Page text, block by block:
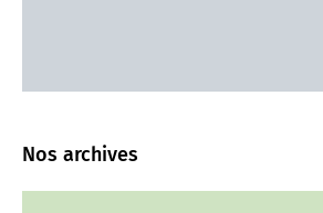
Nos archives